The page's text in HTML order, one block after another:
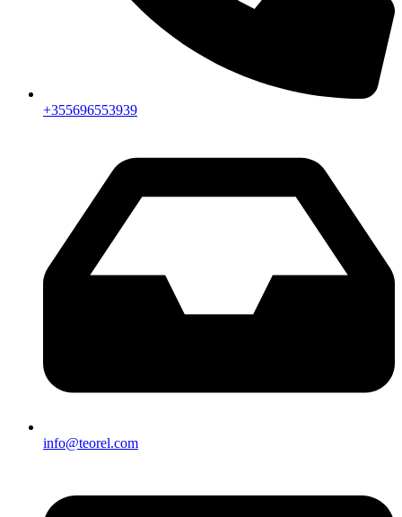
+355696553939
info@teorel.com